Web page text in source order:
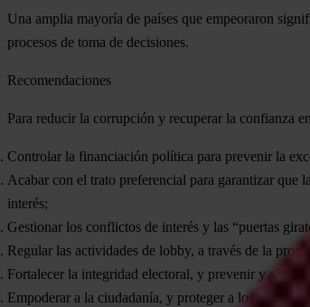
Una amplia mayoría de países que empeoraron
procesos de toma de decisiones.
Recomendaciones
Para reducir la corrupción y recuperar la confianza
Controlar la financiación política para prevenir la
Acabar con el trato preferencial para garantizar que
interés;
Gestionar los conflictos de interés y las “puertas
Regular las actividades de lobby, a través de la
Fortalecer la integridad electoral, y prevenir y
Empoderar a la ciudadanía, y proteger a los